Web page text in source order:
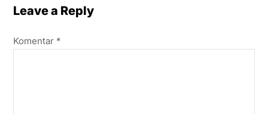
Leave a Reply
Komentar *